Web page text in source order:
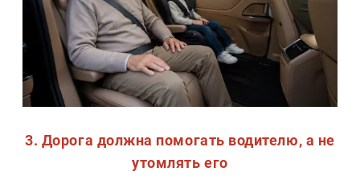
3. Дорога должна помогать водителю, а не
утомлять его